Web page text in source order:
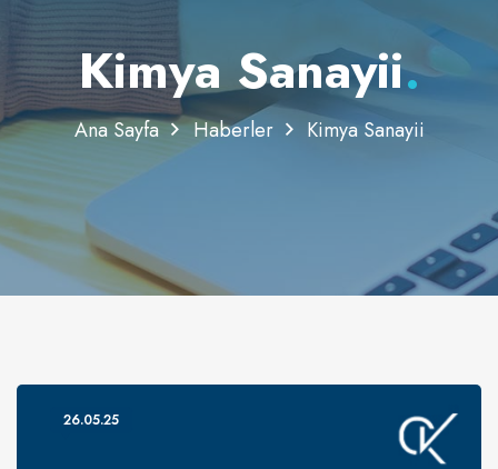
Kimya Sanayii.
Ana Sayfa Haberler Kimya Sanayii
26.05.25